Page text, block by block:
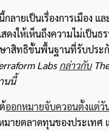
กลายเป็นเรื่องการเมือง แ
ดงให้เห็นถึงความไม่เป็น
ษาสิทธิขั้นพื้นฐานที่รับประ
Labsกล่าวกับ
นนี้
ออกหมายจับควอนตั้งแต่วั
มายตลาดทุนของประเทศ